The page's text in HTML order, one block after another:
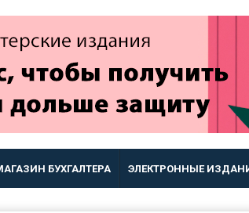
БУХГАЛТЕРА ЭЛЕКТРОННЫЕ